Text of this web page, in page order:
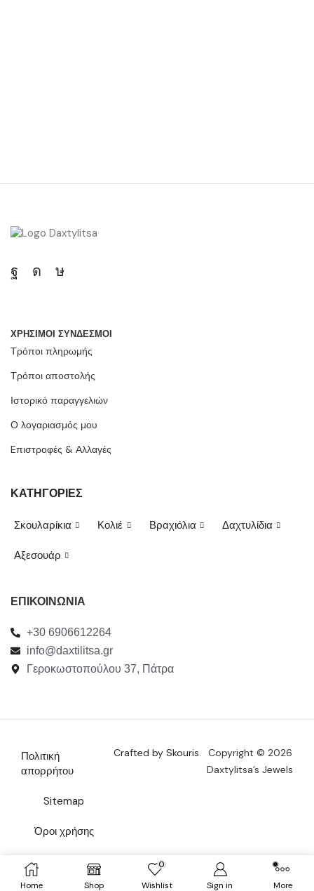
Home Shop
0
Wishlist Sign in More
ΧΡΗΣΙΜΟΙ ΣΥΝΔΕΣΜΟΙ
Τρόποι πληρωμής
Τρόποι αποστολής
Ιστορικό παραγγελιών
Ο λογαριασμός μου
Eπιστροφές & Αλλαγές
ΚΑΤΗΓΟΡΙΕΣ
Σκουλαρίκια Κολιέ Βραχιόλια Δαχτυλίδια
Αξεσουάρ
ΕΠΙΚΟΙΝΩΝΙΑ
+30 6906612264
info@daxtilitsa.gr
Γεροκωστοπούλου 37, Πάτρα
Πολιτική
απορρήτου
Sitemap
Όροι χρήσης
Επικοινωνία
Crafted by Skouris.
Copyright © 2026
Daxtylitsa’s Jewels